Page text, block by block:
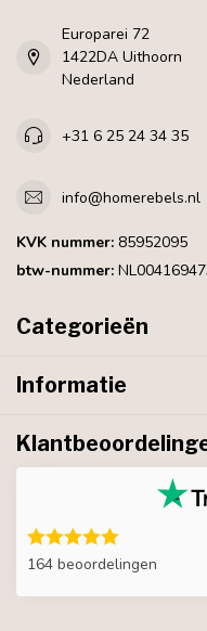
Europarei 72
1422DA Uithoorn
Nederland
+31 6 25 24 34 35
info@homerebels.nl
KVK nummer: 85952095
btw-nummer:
Categorieën
Informatie
164 beoordelingen